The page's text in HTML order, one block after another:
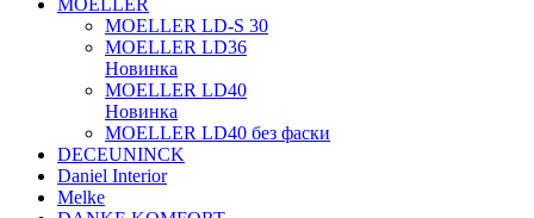
MOELLER
MOELLER LD-S 30
MOELLER LD36
Новинка
MOELLER LD40
Новинка
MOELLER LD40 без фаски
DECEUNINCK
Daniel Interior
Melke